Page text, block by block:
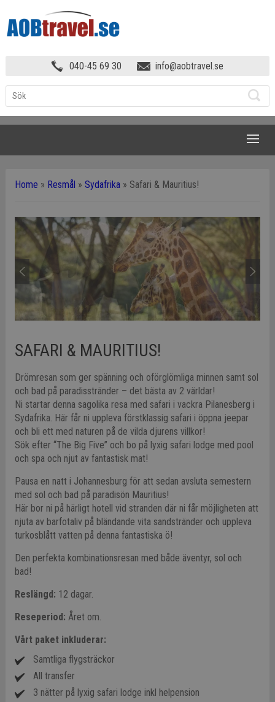
040-45 69 30 info@aobtravel.se
Home » Resmål » Sydafrika» Safari & Mauritius!
SAFARI & MAURITIUS!
Drömresan som ger spänning och oförglömliga minnen samt sol
och bad på paradisstränder – det bästa av 2 världar!
Ni startar denna sagolika resa med safari i vackra Pilanesberg i
Sydafrika. Här får ni uppleva förstklassig safari i öppna jeepar
och bli ett med naturen på de vilda djurens villkor!
Sök efter “The Big Five” och bo på lyxig safari lodge med pool
och spa och njut av fantastisk mat!
Pausa en natt i Johannesburg för att sedan avsluta semestern
med sol och bad på paradisön Mauritius!
Här bor ni på härligt hotell vid stranden där ni får möjligheten att
njuta av barfotaliv på bländande vita sandstränder och uppleva
turkosblått vatten på denna fantastiska ö!
Den perfekta kombinationsresan med både äventyr, sol och
bad!
Reslängd: 12 dagar.
Reseperiod: Året om.
Vårt paket inkluderar:
Samtliga flygsträckor
All transfer
3 nätter på lyxig safari lodge inkl helpension